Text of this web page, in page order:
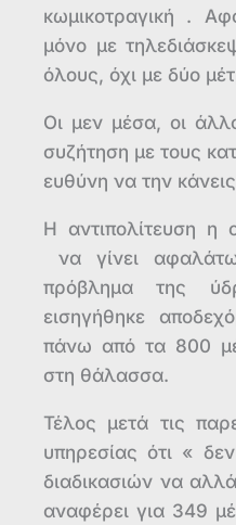
κωμικοτραγική .
μόνο με
όλους, όχι με δύο
Οι μεν μέσα, οι
συζήτηση με τους
ευθύνη να την
Η αντιπολίτευση η
να γίνει
πρόβλημα της
εισηγήθηκε
πάνω από τα 800
στη θάλασσα.
Τέλος μετά τις
υπηρεσίας ότι «
διαδικασιών να
αναφέρει για 349